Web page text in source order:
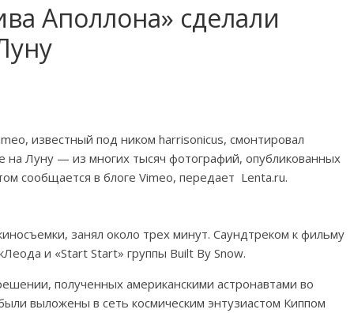
Аполлона» сделали
известный под ником harrisonicus, смонтировал
Луну — из многих тысяч фотографий, опубликованных
сообщается в блоге Vimeo, передает Lenta.ru.
занял около трех минут. Саундтреком к фильму
и «Start Start» группы Built By Snow.
полученных американскими астронавтами во
выложены в сеть космическим энтузиастом Киппом